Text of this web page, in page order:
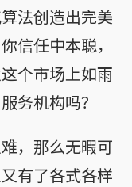
法创造出完美
信任中本聪，
个市场上如雨
务机构吗？
，那么无暇可
有了各式各样